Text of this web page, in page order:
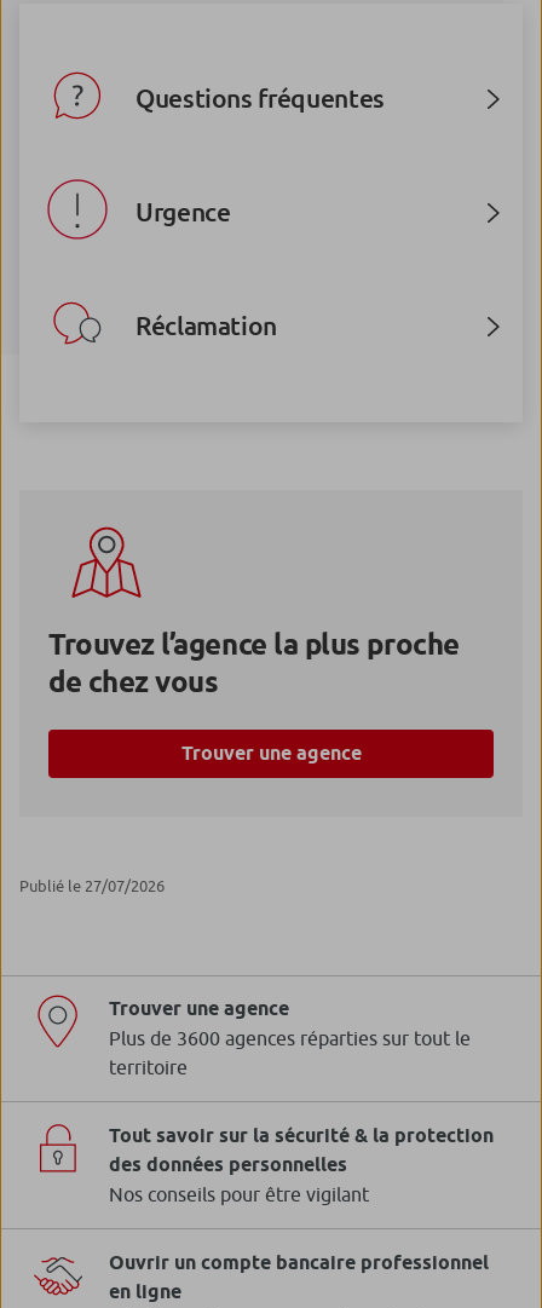
Questions fréquentes
Urgence
Réclamation
Trouvez l’agence la plus proche
de chez vous
Trouver une agence
Publié le 27/07/2026
Trouver une agence
Plus de 3600 agences réparties sur tout le
territoire
Tout savoir sur la sécurité & la protection
des données personnelles
Nos conseils pour être vigilant
Ouvrir un compte bancaire professionnel
en ligne